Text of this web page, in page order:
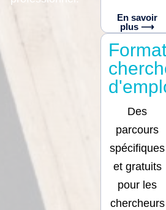
En savoir
plus ⟶
Des
parcours
spécifiques
et gratuits
pour les
chercheurs